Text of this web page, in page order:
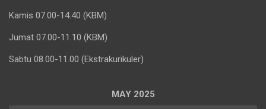
Kamis 07.00-14.40 (KBM)
Jumat 07.00-11.10 (KBM)
Sabtu 08.00-11.00 (Ekstrakurikuler)
MAY 2025